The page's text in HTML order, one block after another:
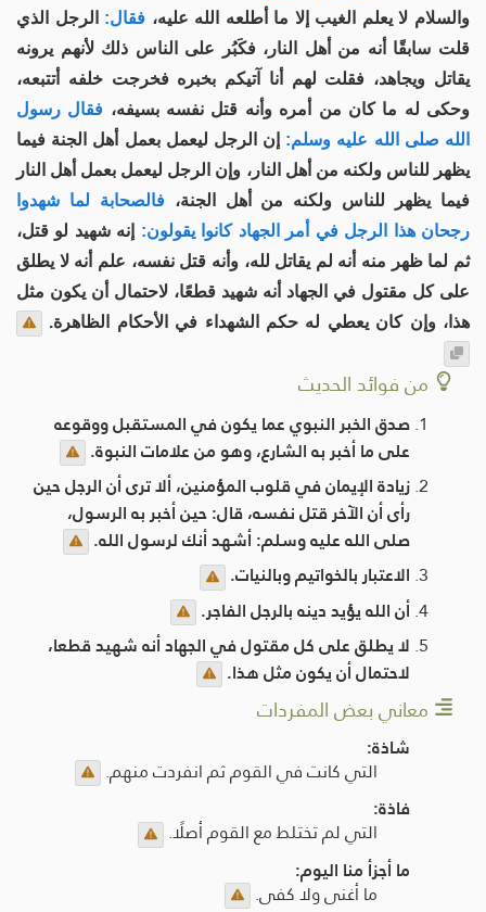
والسلام لا يعلم الغيب إلا ما أطلعه الله عليه، فقال: الرجل الذي
قلت سابقًا أنه من أهل النار، فكَبُر على الناس ذلك لأنهم يرونه
يقاتل ويجاهد، فقلت لهم أنا آتيكم بخبره فخرجت خلفه أتتبعه،
وحكى له ما كان من أمره وأنه قتل نفسه بسيفه، فقال رسول
الله صلى الله عليه وسلم: إن الرجل ليعمل بعمل أهل الجنة فيما
يظهر للناس ولكنه من أهل النار، وإن الرجل ليعمل بعمل أهل النار
فيما يظهر للناس ولكنه من أهل الجنة، فالصحابة لما شهدوا
رجحان هذا الرجل في أمر الجهاد كانوا يقولون: إنه شهيد لو قتل،
ثم لما ظهر منه أنه لم يقاتل لله، وأنه قتل نفسه، علم أنه لا يطلق
على كل مقتول في الجهاد أنه شهيد قطعًا، لاحتمال أن يكون مثل
هذا، وإن كان يعطي له حكم الشهداء في الأحكام الظاهرة.
من فوائد الحديث
صدق الخبر النبوي عما يكون في المستقبل ووقوعه
على ما أخبر به الشارع، وهو من علامات النبوة.
زيادة الإيمان في قلوب المؤمنين، ألا ترى أن الرجل حين
رأى أن الآخر قتل نفسه، قال: حين أخبر به الرسول،
صلى الله عليه وسلم: أشهد أنك لرسول الله.
الاعتبار بالخواتيم وبالنيات.
أن الله يؤيد دينه بالرجل الفاجر.
لا يطلق على كل مقتول في الجهاد أنه شهيد قطعا،
لاحتمال أن يكون مثل هذا.
معاني بعض المفردات
شاذة:
التي كانت في القوم ثم انفردت منهم.
فاذة:
التي لم تختلط مع القوم أصلًا.
ما أجزأ منا اليوم:
ما أغنى ولا كفى.